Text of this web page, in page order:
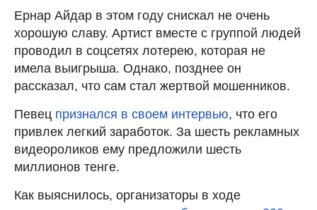
Ернар Айдар в этом году снискал не очень
хорошую славу. Артист вместе с группой людей
проводил в соцсетях лотерею, которая не
имела выигрыша. Однако, позднее он
рассказал, что сам стал жертвой мошенников.
Певец признался в своем интервью, что его
привлек легкий заработок. За шесть рекламных
видеороликов ему предложили шесть
миллионов тенге.
Как выяснилось, организаторы в ходе